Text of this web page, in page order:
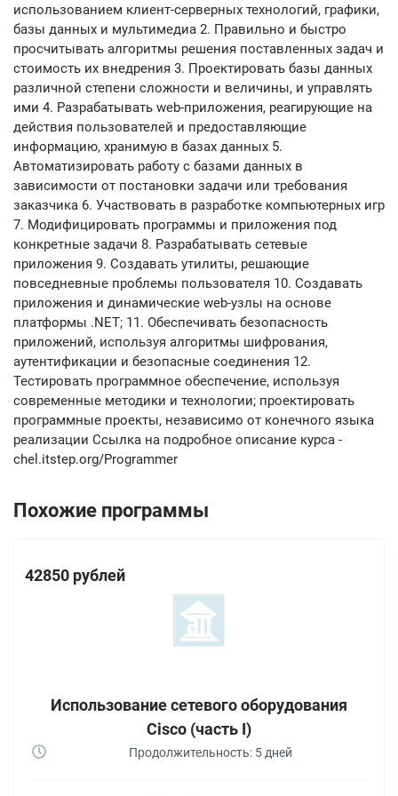
использованием клиент-серверных технологий, графики,
базы данных и мультимедиа 2. Правильно и быстро
просчитывать алгоритмы решения поставленных задач и
стоимость их внедрения 3. Проектировать базы данных
различной степени сложности и величины, и управлять
ими 4. Разрабатывать web-приложения, реагирующие на
действия пользователей и предоставляющие
информацию, хранимую в базах данных 5.
Автоматизировать работу с базами данных в
зависимости от постановки задачи или требования
заказчика 6. Участвовать в разработке компьютерных игр
7. Модифицировать программы и приложения под
конкретные задачи 8. Разрабатывать сетевые
приложения 9. Создавать утилиты, решающие
повседневные проблемы пользователя 10. Создавать
приложения и динамические web-узлы на основе
платформы .NET; 11. Обеспечивать безопасность
приложений, используя алгоритмы шифрования,
аутентификации и безопасные соединения 12.
Тестировать программное обеспечение, используя
современные методики и технологии; проектировать
программные проекты, независимо от конечного языка
реализации Ссылка на подробное описание курса -
chel.itstep.org/Programmer
Похожие программы
42850 рублей
Использование сетевого оборудования
Cisco (часть I)
Продолжительность: 5 дней